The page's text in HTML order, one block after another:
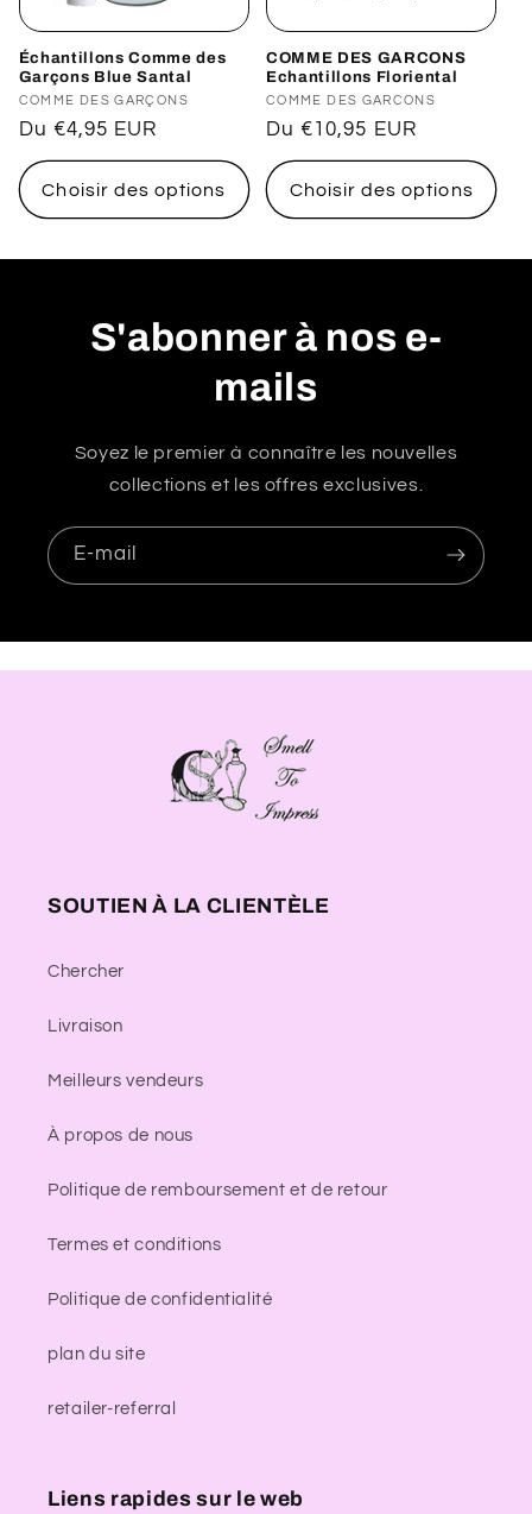
Échantillons Comme des
Garçons Blue Santal
Distributeur :
COMME DES GARÇONS
Prix
habituel
Du €4,95 EUR
Choisir des options
COMME DES GARCONS
Echantillons Floriental
Distributeur :
COMME DES GARCONS
Prix
habituel
Du €10,95 EUR
Choisir des options
S'abonner à nos e-
mails
Soyez le premier à connaître les nouvelles
collections et les offres exclusives.
E-mail
SOUTIEN À LA CLIENTÈLE
Chercher
Livraison
Meilleurs vendeurs
À propos de nous
Politique de remboursement et de retour
Termes et conditions
Politique de confidentialité
plan du site
retailer-referral
Liens rapides sur le web